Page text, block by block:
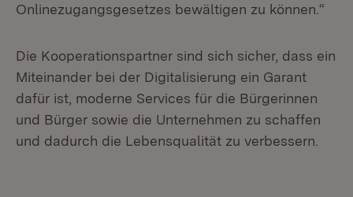
Onlinezugangsgesetzes bewältigen zu können.“
Die Kooperationspartner sind sich sicher, dass ein
Miteinander bei der Digitalisierung ein Garant
dafür ist, moderne Services für die Bürgerinnen
und Bürger sowie die Unternehmen zu schaffen
und dadurch die Lebensqualität zu verbessern.